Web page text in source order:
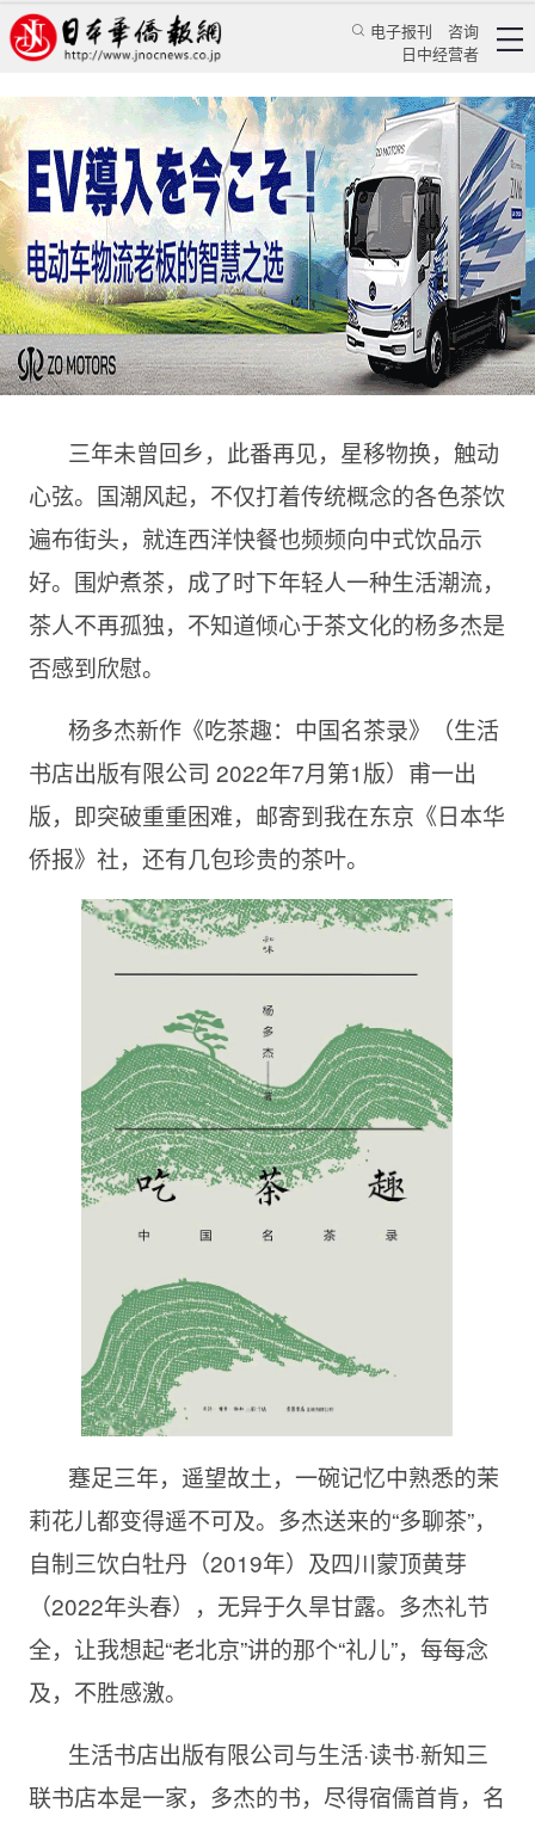
电子报刊
咨询
日中经营者
国潮风中品茶趣，茶人辛苦几多闻
——浅评杨多杰新作《吃茶趣：中国名茶录》
蒋丰 特辑 华文汇萃
日本华侨报 2023/5/8 12:21:18
三年未曾回乡，此番再见，星移物换，触动
心弦。国潮风起，不仅打着传统概念的各色茶饮
遍布街头，就连西洋快餐也频频向中式饮品示
好。围炉煮茶，成了时下年轻人一种生活潮流，
茶人不再孤独，不知道倾心于茶文化的杨多杰是
否感到欣慰。
杨多杰新作《吃茶趣：中国名茶录》（生活
书店出版有限公司 2022年7月第1版）甫一出
版，即突破重重困难，邮寄到我在东京《日本华
侨报》社，还有几包珍贵的茶叶。
蹇足三年，遥望故土，一碗记忆中熟悉的茉
莉花儿都变得遥不可及。多杰送来的“多聊茶”，
自制三饮白牡丹（2019年）及四川蒙顶黄芽
（2022年头春），无异于久旱甘露。多杰礼节
全，让我想起“老北京”讲的那个“礼儿”，每每念
及，不胜感激。
生活书店出版有限公司与生活·读书·新知三
联书店本是一家，多杰的书，尽得宿儒首肯，名